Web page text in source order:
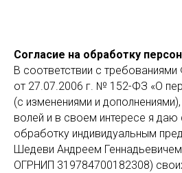
Согласие на обработку
В соответствии с
от 27.07.2006 г. № 152-ФЗ «О
(с изменениями и
волей и в своем интересе я даю
обработку индивидуальным
Шедеви Андреем
ОГРНИП 319784700182308)